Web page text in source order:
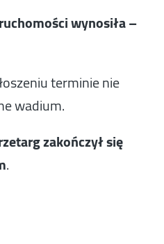
wynosiła –
terminie nie
wadium.
zakończył się
.